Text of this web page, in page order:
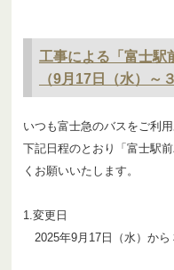
工事による「富士駅
（9月17日（水）～
いつも富士急のバスをご利
下記日程のとおり「富士駅
くお願いいたします。
1.変更日
2025年9月17日（水）から